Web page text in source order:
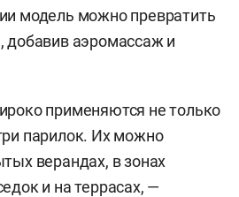
модель можно превратить
добавив аэромассаж и
применяются не только
парилок. Их можно
верандах, в зонах
и на террасах, —